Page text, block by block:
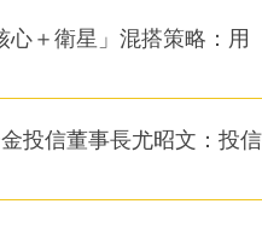
心＋衛星」混搭策略：用
投信董事長尤昭文：投信